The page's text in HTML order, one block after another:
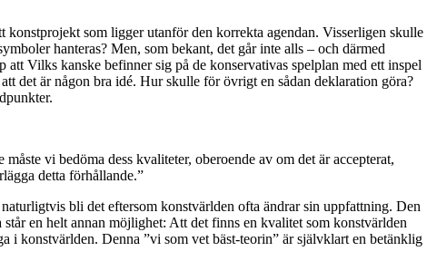
konstprojekt som ligger utanför den korrekta agendan. Visserligen skulle
hanteras? Men, som bekant, det går inte alls – och därmed
Vilks kanske befinner sig på de konservativas spelplan med ett inspel
det är någon bra idé. Hur skulle för övrigt en sådan deklaration göra?
vi bedöma dess kvaliteter, oberoende av om det är accepterat,
detta förhållande.”
bli det eftersom konstvärlden ofta ändrar sin uppfattning. Den
en helt annan möjlighet: Att det finns en kvalitet som konstvärlden
i konstvärlden. Denna ”vi som vet bäst-teorin” är självklart en betänklig